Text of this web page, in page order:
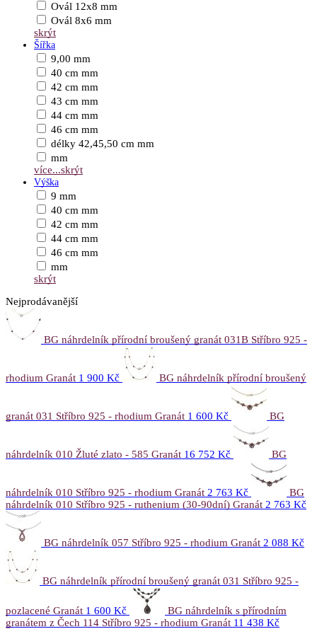
Ovál 12x8 mm
Ovál 8x6 mm
skrýt
Šířka
9,00 mm
40 cm mm
42 cm mm
43 cm mm
44 cm mm
46 cm mm
délky 42,45,50 cm mm
mm
více...skrýt
Výška
9 mm
40 cm mm
42 cm mm
44 cm mm
46 cm mm
mm
skrýt
Nejprodávanější
BG náhrdelník přírodní broušený granát 031B Stříbro 925 -
rhodium Granát 1 900 Kč BG náhrdelník přírodní broušený
granát 031 Stříbro 925 - rhodium Granát 1 600 Kč BG
náhrdelník 010 Žluté zlato - 585 Granát 16 752 Kč BG
náhrdelník 010 Stříbro 925 - rhodium Granát 2 763 Kč
BG
náhrdelník 010 Stříbro 925 - ruthenium (30-90dní) Granát 2 763 Kč
BG náhrdelník 057 Stříbro 925 - rhodium Granát 2 088 Kč
BG náhrdelník přírodní broušený granát 031 Stříbro 925 -
pozlacené Granát 1 600 Kč
BG náhrdelník s přírodním
granátem z Čech 114 Stříbro 925 - rhodium Granát 11 438 Kč